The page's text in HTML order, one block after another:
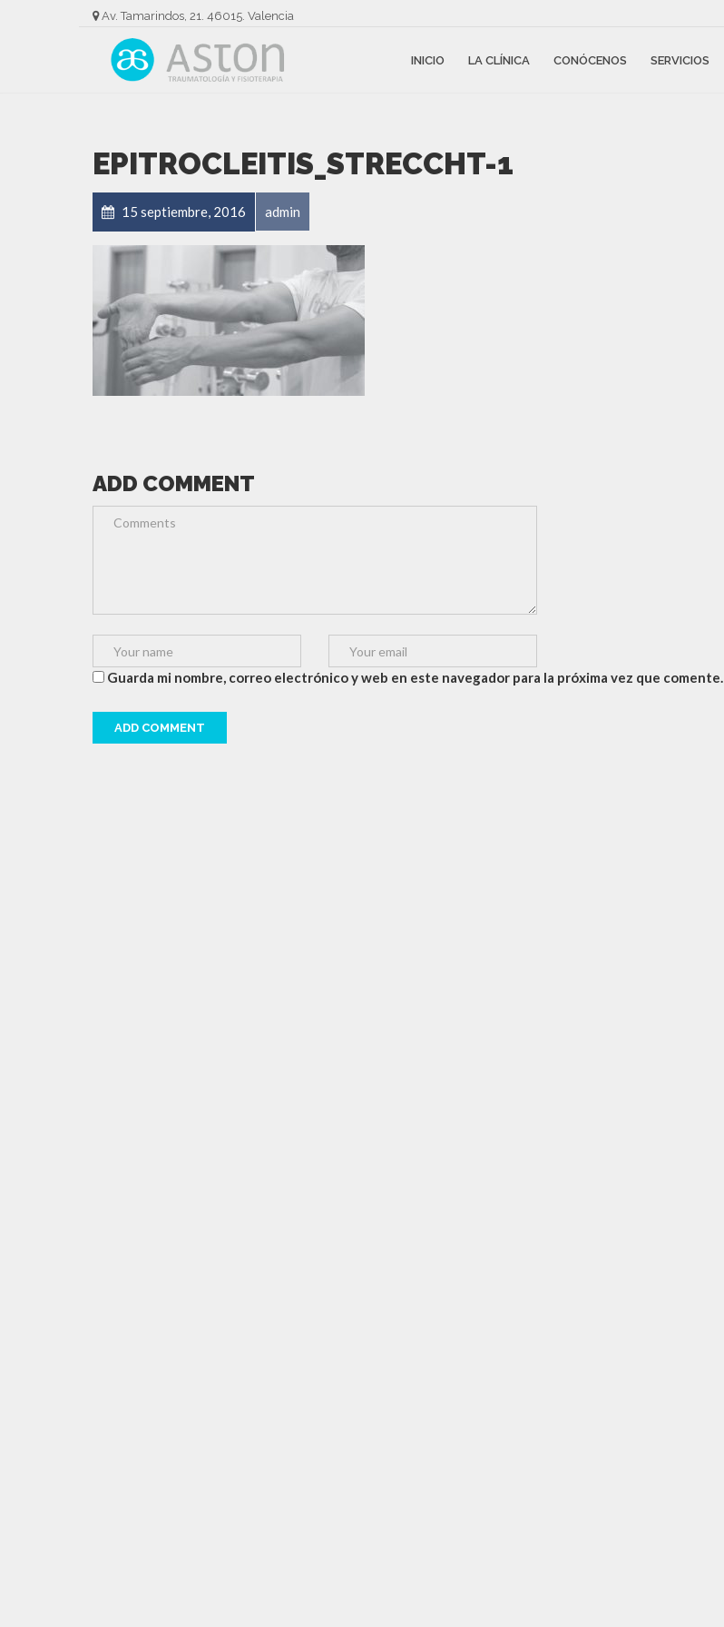
Av. Tamarindos, 21. 46015. Valencia
INICIO LA CLÍNICA CONÓCENOS SERVICIOS
EPITROCLEITIS_STRECCHT-1
15 septiembre, 2016 admin
ADD COMMENT
Guarda mi nombre, correo electrónico y web en este navegador para la próxima vez que comente.